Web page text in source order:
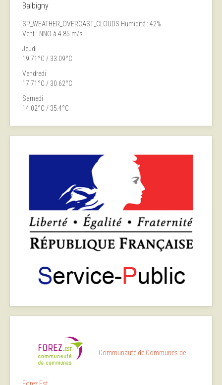
Balbigny
SP_WEATHER_OVERCAST_CLOUDS Humidité : 42%
Vent : NNO à 4.85 m/s
Jeudi
19.71°C / 33.09°C
Vendredi
17.71°C / 30.62°C
Samedi
14.02°C / 35.4°C
Communauté de Communes de